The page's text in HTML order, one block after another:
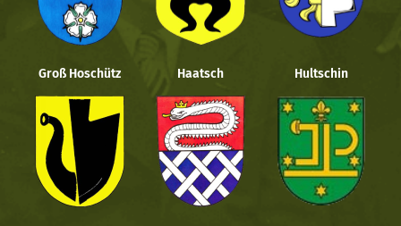
Groß Hoschütz Haatsch Hultschin